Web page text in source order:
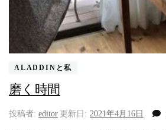
ALADDINと私
磨く時間
投稿者: editor 更新日: 2021年4月16日